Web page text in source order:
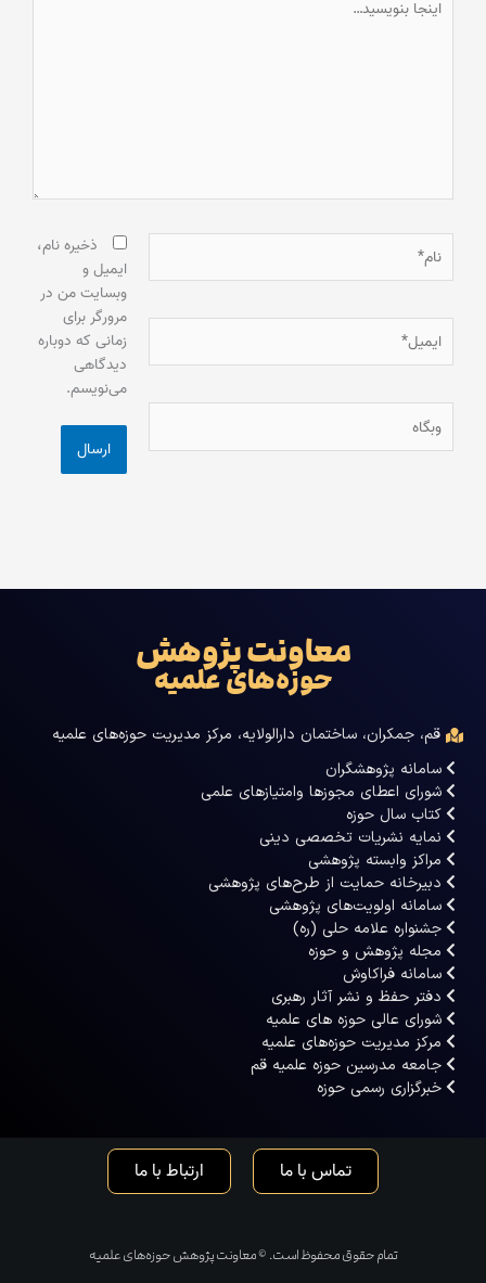
بنویسید…
وبگاه
ذخیره نام،
ایمیل و
وبسایت من در
مرورگر برای
زمانی که دوباره
دیدگاهی
می‌نویسم.
معاونت پژوهش
حوزه‌های علمیه
قم، جمکران، ساختمان دارالولایه، مرکز مدیریت حوزه‌های علمیه
سامانه پژوهشگران
شورای اعطای مجوزها وامتیازهای علمی
کتاب سال حوزه
نمایه نشریات تخصصی دینی
مراکز وابسته پژوهشی
دبیرخانه حمایت از طرح‌های پژوهشی
سامانه اولویت‌های پژوهشی
جشنواره علامه حلی (ره)
مجله پژوهش و حوزه
سامانه فراکاوش
دفتر حفظ و نشر آثار رهبری
شورای عالی حوزه های علمیه
مرکز مدیریت حوزه‌های علمیه
جامعه مدرسین حوزه علمیه قم
خبرگزاری رسمی حوزه
تمام حقوق محفوظ است. © معاونت پژوهش حوزه‌های علمیه
تماس با ما ارتباط با ما